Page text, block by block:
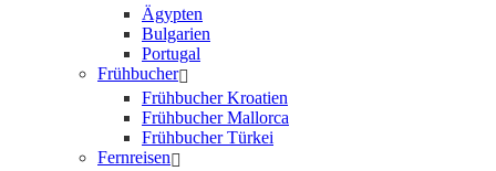
Ägypten
Bulgarien
Portugal
Frühbucher
Frühbucher Kroatien
Frühbucher Mallorca
Frühbucher Türkei
Fernreisen